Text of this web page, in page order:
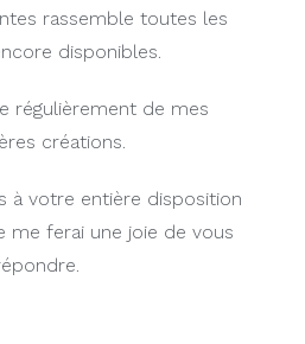
rassemble toutes les
disponibles.
régulièrement de mes
créations.
à votre entière disposition
me ferai une joie de vous